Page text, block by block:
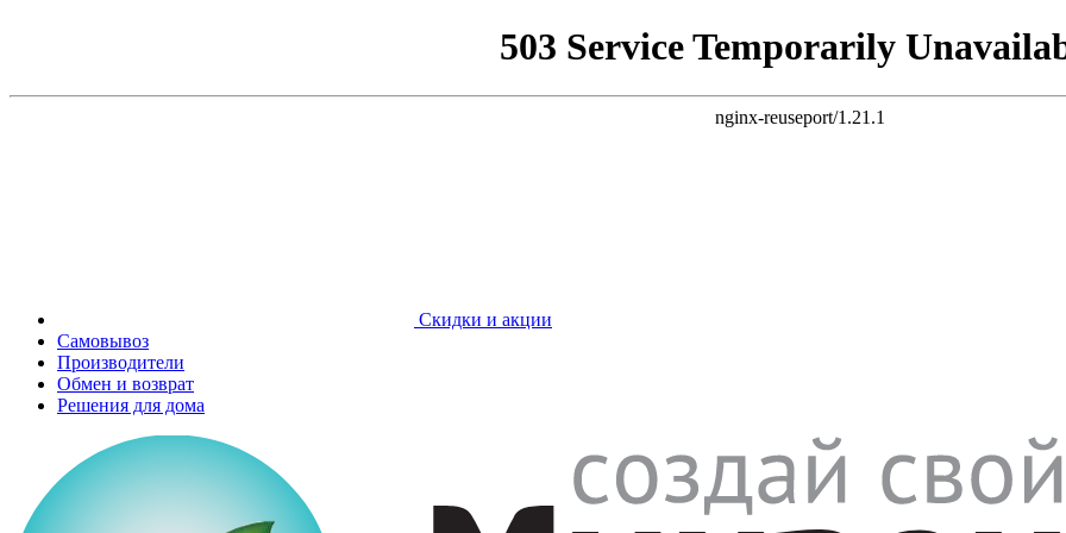
503 Service Temporarily
nginx-reuseport/1.21.1
Скидки и акции
Самовывоз
Производители
Обмен и возврат
Решения для дома